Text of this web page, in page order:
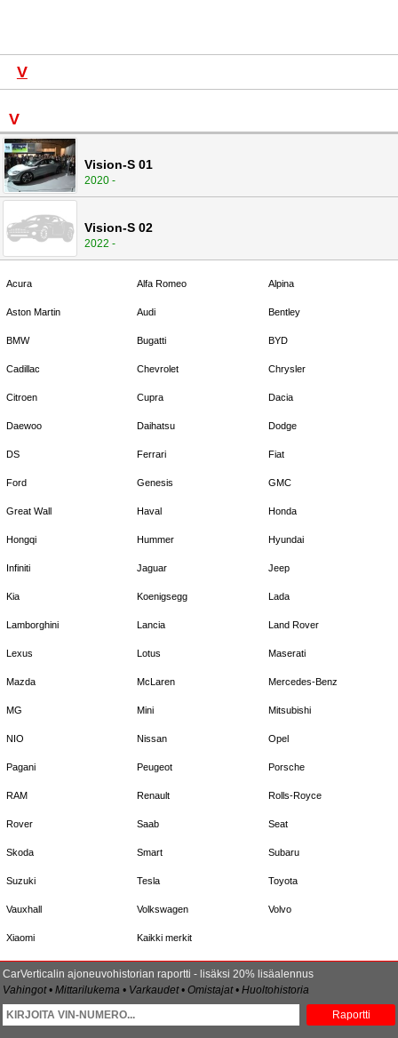
V
V
Vision-S 01
2020 -
Vision-S 02
2022 -
Acura Alfa Romeo Alpina
Aston Martin Audi Bentley
BMW Bugatti BYD
Cadillac Chevrolet Chrysler
Citroen Cupra Dacia
Daewoo Daihatsu Dodge
DS Ferrari Fiat
Ford Genesis GMC
Great Wall Haval Honda
Hongqi Hummer Hyundai
Infiniti Jaguar Jeep
Kia Koenigsegg Lada
Lamborghini Lancia Land Rover
Lexus Lotus Maserati
Mazda McLaren Mercedes-Benz
MG Mini Mitsubishi
NIO Nissan Opel
Pagani Peugeot Porsche
RAM Renault Rolls-Royce
Rover Saab Seat
Skoda Smart Subaru
Suzuki Tesla Toyota
Vauxhall Volkswagen Volvo
Xiaomi Kaikki merkit
CarVerticalin ajoneuvohistorian raportti - lisäksi 20% lisäalennus
Vahingot • Mittarilukema • Varkaudet • Omistajat • Huoltohistoria
Raportti